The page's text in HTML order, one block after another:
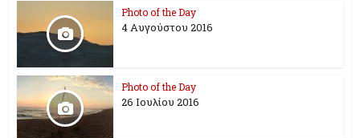
Photo of the Day
4 Αυγούστου 2016
Photo of the Day
26 Ioυλίου 2016